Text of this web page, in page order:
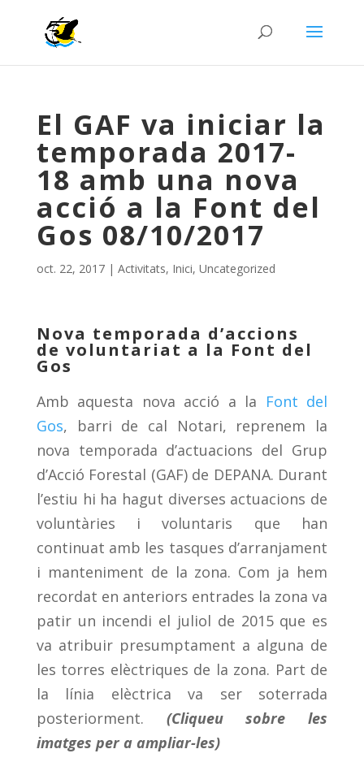
El GAF va iniciar la
temporada 2017-
18 amb una nova
acció a la Font del
Gos 08/10/2017
oct. 22, 2017| Activitats, Inici, Uncategorized
Nova temporada d’accions
de voluntariat a la Font del
Gos
Amb aquesta nova acció a la Font del
Gos, barri de cal Notari, reprenem la
nova temporada d’actuacions del Grup
d’Acció Forestal (GAF) de DEPANA. Durant
l’estiu hi ha hagut diverses actuacions de
voluntàries i voluntaris que han
continuat amb les tasques d’arranjament
i manteniment de la zona. Com ja hem
recordat en anteriors entrades la zona va
patir un incendi el juliol de 2015 que es
va atribuir presumptament a alguna de
les torres elèctriques de la zona. Part de
la línia elèctrica va ser soterrada
posteriorment. (Cliqueu sobre les
imatges per a ampliar-les)